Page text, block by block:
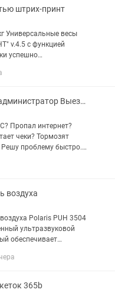
штрих-принт
Универсальные весы
v.4.5 с функцией
успешно
так и для работы в
Системный администратор Выезд по Астане IT-аутсорсинг
Пропал интернет?
чеки? Тормозят
воздуха
Polaris PUH 3504
ультразвуковой
обеспечивает
С мощностью 30 Вт
365b